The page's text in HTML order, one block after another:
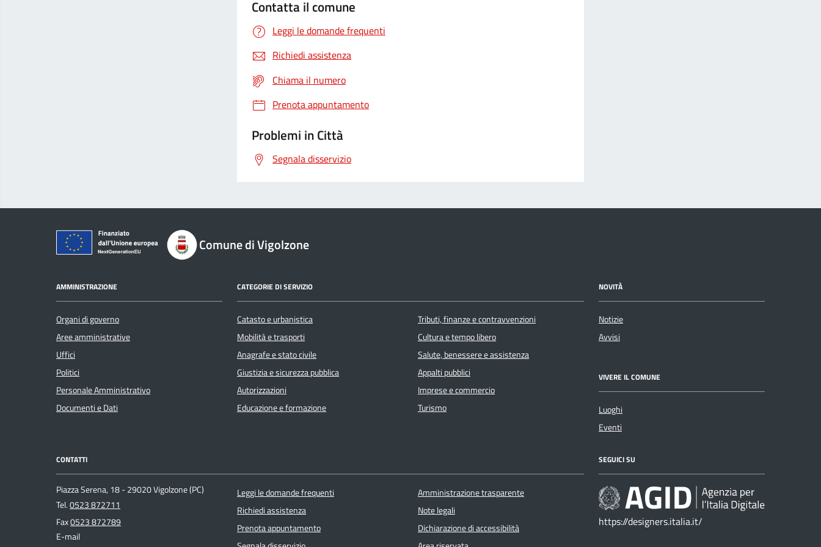
Contatta il comune
Leggi le domande frequenti
Richiedi assistenza
Chiama il numero
Prenota appuntamento
Problemi in Città
Segnala disservizio
Comune di Vigolzone
AMMINISTRAZIONE
Organi di governo
Aree amministrative
Uffici
Politici
Personale Amministrativo
Documenti e Dati
CATEGORIE DI SERVIZIO
Catasto e urbanistica
Mobilità e trasporti
Anagrafe e stato civile
Giustizia e sicurezza pubblica
Autorizzazioni
Educazione e formazione
Tributi, finanze e contravvenzioni
Cultura e tempo libero
Salute, benessere e assistenza
Appalti pubblici
Imprese e commercio
Turismo
NOVITÀ
Notizie
Avvisi
VIVERE IL COMUNE
Luoghi
Eventi
CONTATTI
Piazza Serena, 18 - 29020 Vigolzone (PC)
Tel.0523 872711
Fax0523 872789
E-mail
Leggi le domande frequenti
Richiedi assistenza
Prenota appuntamento
Amministrazione trasparente
Note legali
Dichiarazione di accessibilità
SEGUICI SU
https://designers.italia.it/